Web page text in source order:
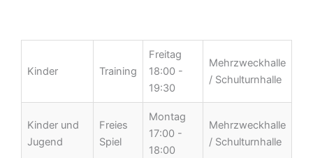
Kinder Training
Freitag
18:00 -
19:30
Mehrzweckhalle
/ Schulturnhalle
Kinder und
Jugend
Freies
Spiel
Montag
17:00 -
18:00
Mehrzweckhalle
/ Schulturnhalle